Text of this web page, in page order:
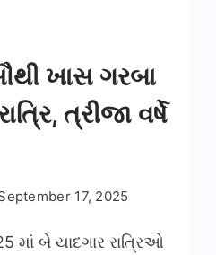
ખાસ ગરબા
ત્રીજા વર્ષે
17, 2025
માં બે યાદગાર રાત્રિઓ